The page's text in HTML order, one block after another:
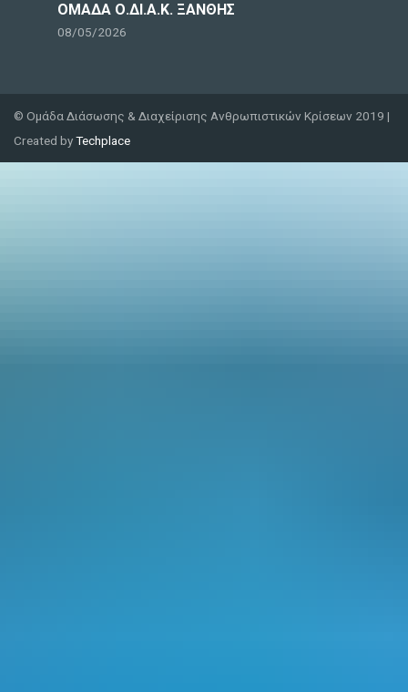
ΟΜΑΔΑ Ο.ΔΙ.Α.Κ. ΞΑΝΘΗΣ
08/05/2026
© Ομάδα Διάσωσης & Διαχείρισης Ανθρωπιστικών Κρίσεων 2019 |
Created byTechplace